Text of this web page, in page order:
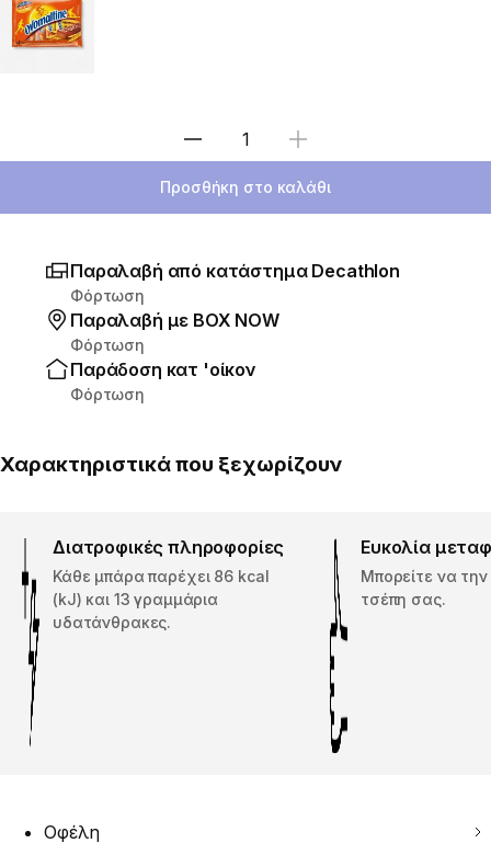
Επιλέξτε ποσότητα
Προσθήκη στο καλάθι
Παραλαβή από κατάστημα Decathlon
Φόρτωση
Παραλαβή με ΒΟΧ ΝΟW
Φόρτωση
Παράδοση κατ 'οίκον
Φόρτωση
Χαρακτηριστικά που ξεχωρίζουν
Διατροφικές πληροφορίες
Κάθε μπάρα παρέχει 86 kcal
(kJ) και 13 γραμμάρια
υδατάνθρακες.
Ευκολία
Μπορείτε να
τσέπη σας.
Οφέλη